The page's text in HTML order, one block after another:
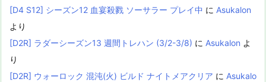
[D4 S12] シーズン12 血宴殺戮 ソーサラー プレイ中 に Asukalon
より
[D2R] ラダーシーズン13 週間トレハン (3/2-3/8) に Asukalon よ
り
[D2R] ウォーロック 混沌(火) ビルド ナイトメアクリア に Asukalo